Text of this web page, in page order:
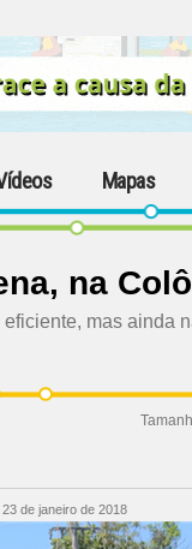
Mapas
na
mas ainda
23 de janeiro de 2018